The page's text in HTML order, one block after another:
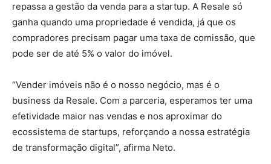
repassa a gestão da venda para a startup. A Resale só
ganha quando uma propriedade é vendida, já que os
compradores precisam pagar uma taxa de comissão, que
pode ser de até 5% o valor do imóvel.
“Vender imóveis não é o nosso negócio, mas é o
business da Resale. Com a parceria, esperamos ter uma
efetividade maior nas vendas e nos aproximar do
ecossistema de startups, reforçando a nossa estratégia
de transformação digital”, afirma Neto.